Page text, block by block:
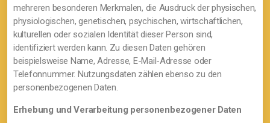
mehreren besonderen Merkmalen, die Ausdruck der physischen,
physiologischen, genetischen, psychischen, wirtschaftlichen,
kulturellen oder sozialen Identität dieser Person sind,
identifiziert werden kann. Zu diesen Daten gehören
beispielsweise Name, Adresse, E-Mail-Adresse oder
Telefonnummer. Nutzungsdaten zählen ebenso zu den
personenbezogenen Daten.
Erhebung und Verarbeitung personenbezogener Daten